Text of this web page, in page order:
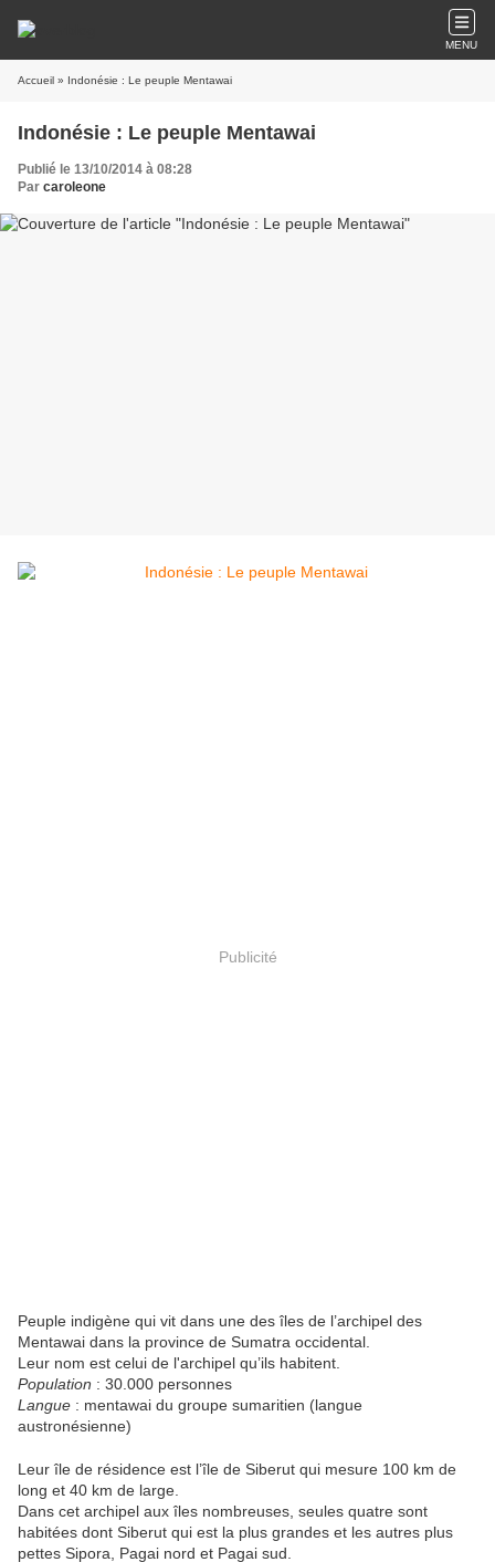
MENU
Accueil » Indonésie : Le peuple Mentawai
Indonésie : Le peuple Mentawai
Publié le 13/10/2014 à 08:28
Par caroleone
Publicité
Peuple indigène qui vit dans une des îles de l’archipel des
Mentawai dans la province de Sumatra occidental.
Leur nom est celui de l'archipel qu’ils habitent.
Population : 30.000 personnes
Langue : mentawai du groupe sumaritien (langue
austronésienne)
Leur île de résidence est l’île de Siberut qui mesure 100 km de
long et 40 km de large.
Dans cet archipel aux îles nombreuses, seules quatre sont
habitées dont Siberut qui est la plus grandes et les autres plus
pettes Sipora, Pagai nord et Pagai sud.